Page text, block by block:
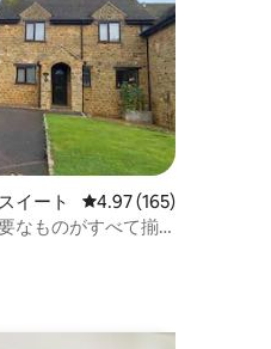
平均評価
イート レビュー165件、5つ
4.97 (165)
なものがすべて揃